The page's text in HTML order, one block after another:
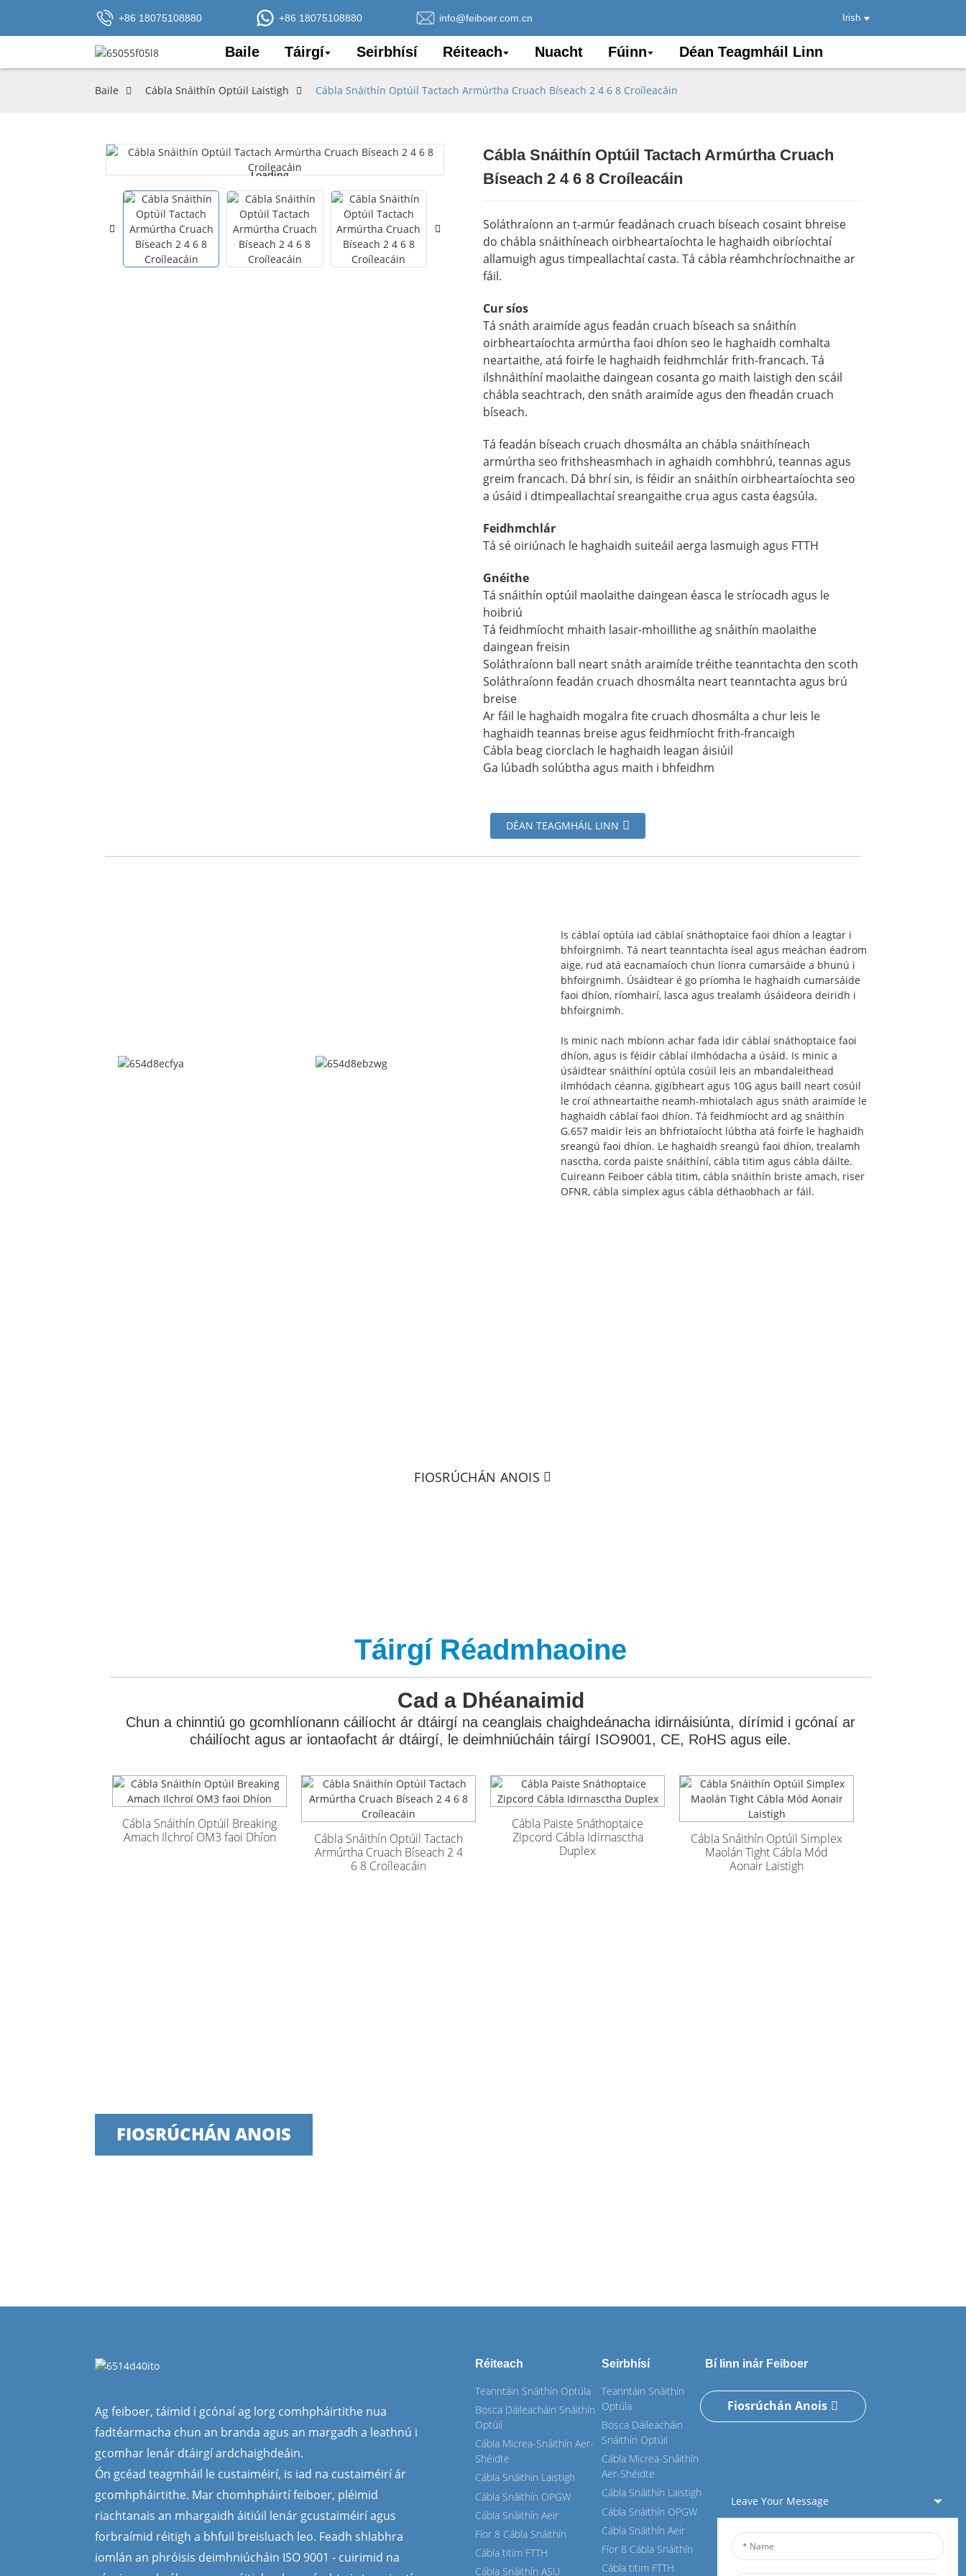
+86 18075108880 +86 18075108880 info@feiboer.com.cn Irish
Baile Táirgí Seirbhísí Réiteach Nuacht Fúinn Déan Teagmháil Linn
Baile Cábla Snáithín Optúil Laistigh Cábla Snáithín Optúil Tactach Armúrtha Cruach Bíseach 2 4 6 8 Croíleacáin
Loading...
Loading... Loading...
Loading...
Cábla Snáithín Optúil Tactach Armúrtha Cruach
Bíseach 2 4 6 8 Croíleacáin
Soláthraíonn an t-armúr feadánach cruach bíseach cosaint bhreise
do chábla snáithíneach oirbheartaíochta le haghaidh oibríochtaí
allamuigh agus timpeallachtaí casta. Tá cábla réamhchríochnaithe ar
fáil.
Cur síos
Tá snáth araimíde agus feadán cruach bíseach sa snáithín
oirbheartaíochta armúrtha faoi dhíon seo le haghaidh comhalta
neartaithe, atá foirfe le haghaidh feidhmchlár frith-francach. Tá
ilshnáithíní maolaithe daingean cosanta go maith laistigh den scáil
chábla seachtrach, den snáth araimíde agus den fheadán cruach
bíseach.
Tá feadán bíseach cruach dhosmálta an chábla snáithíneach
armúrtha seo frithsheasmhach in aghaidh comhbhrú, teannas agus
greim francach. Dá bhrí sin, is féidir an snáithín oirbheartaíochta seo
a úsáid i dtimpeallachtaí sreangaithe crua agus casta éagsúla.
Feidhmchlár
Tá sé oiriúnach le haghaidh suiteáil aerga lasmuigh agus FTTH
Gnéithe
Tá snáithín optúil maolaithe daingean éasca le stríocadh agus le
hoibriú
Tá feidhmíocht mhaith lasair-mhoillithe ag snáithín maolaithe
daingean freisin
Soláthraíonn ball neart snáth araimíde tréithe teanntachta den scoth
Soláthraíonn feadán cruach dhosmálta neart teanntachta agus brú
breise
Ar fáil le haghaidh mogalra fite cruach dhosmálta a chur leis le
haghaidh teannas breise agus feidhmíocht frith-francaigh
Cábla beag ciorclach le haghaidh leagan áisiúil
Ga lúbadh solúbtha agus maith i bhfeidhm
DÉAN TEAGMHÁIL LINN
Is cáblaí optúla iad cáblaí snáthoptaice faoi dhíon a leagtar i
bhfoirgnimh. Tá neart teanntachta íseal agus meáchan éadrom
aige, rud atá eacnamaíoch chun líonra cumarsáide a bhunú i
bhfoirgnimh. Úsáidtear é go príomha le haghaidh cumarsáide
faoi dhíon, ríomhairí, lasca agus trealamh úsáideora deiridh i
bhfoirgnimh.
Is minic nach mbíonn achar fada idir cáblaí snáthoptaice faoi
dhíon, agus is féidir cáblaí ilmhódacha a úsáid. Is minic a
úsáidtear snáithíní optúla cosúil leis an mbandaleithead
ilmhódach céanna, gigibheart agus 10G agus baill neart cosúil
le croí athneartaithe neamh-mhiotalach agus snáth araimíde le
haghaidh cáblaí faoi dhíon. Tá feidhmíocht ard ag snáithín
G.657 maidir leis an bhfriotaíocht lúbtha atá foirfe le haghaidh
sreangú faoi dhíon. Le haghaidh sreangú faoi dhíon, trealamh
nasctha, corda paiste snáithíní, cábla titim agus cábla dáilte.
Cuireann Feiboer cábla titim, cábla snáithín briste amach, riser
OFNR, cábla simplex agus cábla déthaobhach ar fáil.
FIOSRÚCHÁN ANOIS
Táirgí Réadmhaoine
Cad a Dhéanaimid
Chun a chinntiú go gcomhlíonann cáilíocht ár dtáirgí na ceanglais chaighdeánacha idirnáisiúnta, dírímid i gcónaí ar
cháilíocht agus ar iontaofacht ár dtáirgí, le deimhniúcháin táirgí ISO9001, CE, RoHS agus eile.
Cábla Snáithín Optúil Breaking
Amach Ilchroí OM3 faoi Dhíon
Cábla Snáithín Optúil Tactach
Armúrtha Cruach Bíseach 2 4
6 8 Croíleacáin
Cábla Paiste Snáthoptaice
Zipcord Cábla Idirnasctha
Duplex
Cábla Snáithín Optúil Simplex
Maolán Tight Cábla Mód
Aonair Laistigh
Cábla Optúil
Lasmuigh Armúrtha
Cábla Optúil
Lasmuigh Armúrtha
FIOSRÚCHÁN ANOIS
Ag feiboer, táimid i gcónaí ag lorg comhpháirtithe nua
fadtéarmacha chun an branda agus an margadh a leathnú i
gcomhar lenár dtáirgí ardchaighdeáin.
Ón gcéad teagmháil le custaiméirí, is iad na custaiméirí ár
gcomhpháirtithe. Mar chomhpháirtí feiboer, pléimid
riachtanais an mhargaidh áitiúil lenár gcustaiméirí agus
forbraímid réitigh a bhfuil breisluach leo. Feadh shlabhra
iomlán an phróisis deimhniúcháin ISO 9001 - cuirimid na
Réiteach
Teanntáin Snáithín Optúla
Bosca Dáileacháin Snáithín
Optúil
Cábla Micrea-Snáithín Aer-
Shéidte
Cábla Snáithín Laistigh
Cábla Snáithín OPGW
Cábla Snáithín Aeir
Fíor 8 Cábla Snáithín
Cábla titim FTTH
Cábla Snáithín ASU
Seirbhísí
Teanntáin Snáithín
Optúla
Bosca Dáileacháin
Snáithín Optúil
Cábla Micrea-Snáithín
Aer-Shéidte
Cábla Snáithín Laistigh
Cábla Snáithín OPGW
Cábla Snáithín Aeir
Fíor 8 Cábla Snáithín
Cábla titim FTTH
Bí linn inár Feiboer
Fiosrúchán Anois
Leave Your Message